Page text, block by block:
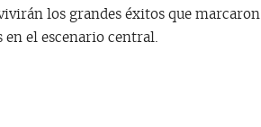
los grandes éxitos que marcaron
en el escenario central.